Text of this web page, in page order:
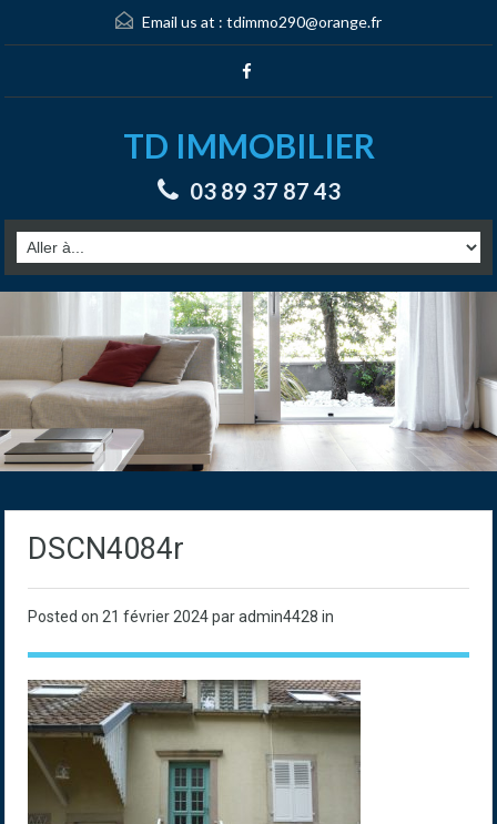
Email us at : tdimmo290@orange.fr
TD IMMOBILIER
03 89 37 87 43
DSCN4084r
Posted on 21 février 2024par admin4428 in